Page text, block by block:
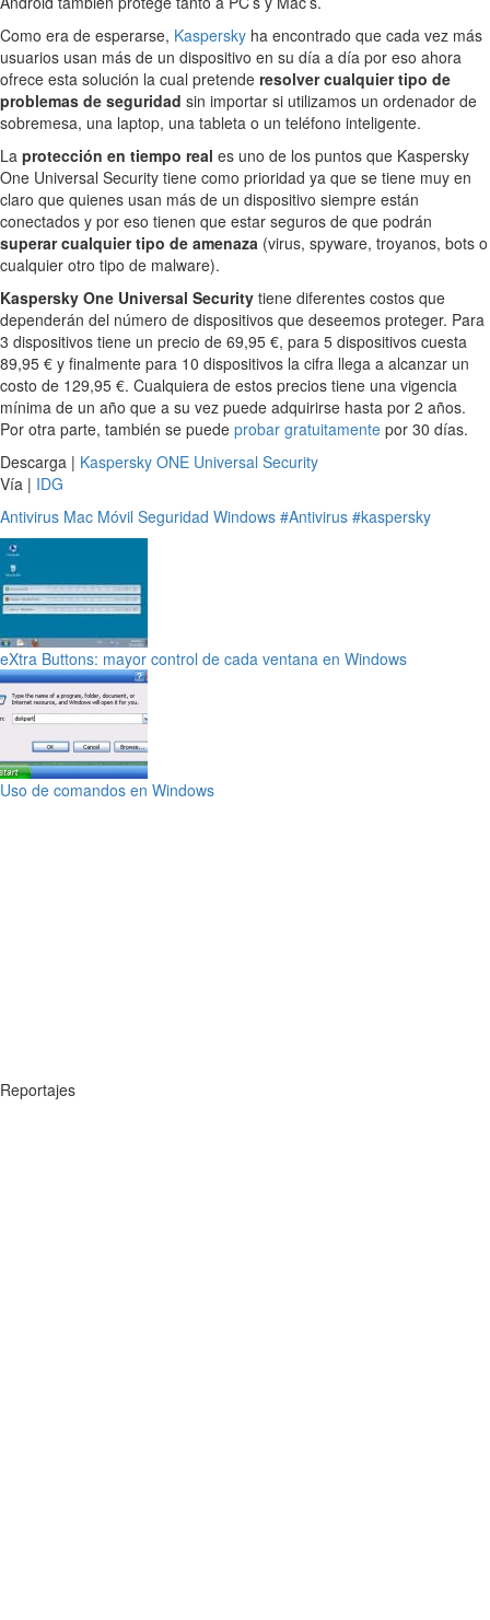
Como era de esperarse, Kaspersky ha encontrado que cada vez más
usuarios usan más de un dispositivo en su día a día por eso ahora
ofrece esta solución la cual pretende resolver cualquier tipo de
problemas de seguridad sin importar si utilizamos un ordenador de
sobremesa, una laptop, una tableta o un teléfono inteligente.
La protección en tiempo real es uno de los puntos que Kaspersky
One Universal Security tiene como prioridad ya que se tiene muy en
claro que quienes usan más de un dispositivo siempre están
conectados y por eso tienen que estar seguros de que podrán
superar cualquier tipo de amenaza (virus, spyware, troyanos, bots o
cualquier otro tipo de malware).
Kaspersky One Universal Security tiene diferentes costos que
dependerán del número de dispositivos que deseemos proteger. Para
3 dispositivos tiene un precio de 69,95 €, para 5 dispositivos cuesta
89,95 € y finalmente para 10 dispositivos la cifra llega a alcanzar un
costo de 129,95 €. Cualquiera de estos precios tiene una vigencia
mínima de un año que a su vez puede adquirirse hasta por 2 años.
Por otra parte, también se puede probar gratuitamente por 30 días.
Descarga | Kaspersky ONE Universal Security
Vía | IDG
Antivirus Mac Móvil Seguridad Windows #Antivirus #kaspersky
eXtra Buttons: mayor control de cada ventana en Windows
Uso de comandos en Windows
Reportajes